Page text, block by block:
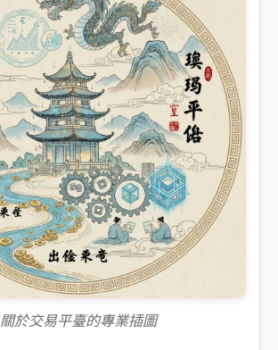
關於交易平臺的專業插圖